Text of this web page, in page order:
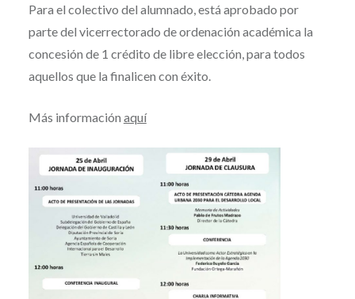
Para el colectivo del alumnado, está aprobado por
parte del vicerrectorado de ordenación académica la
concesión de 1 crédito de libre elección, para todos
aquellos que la finalicen con éxito.
Más información aquí